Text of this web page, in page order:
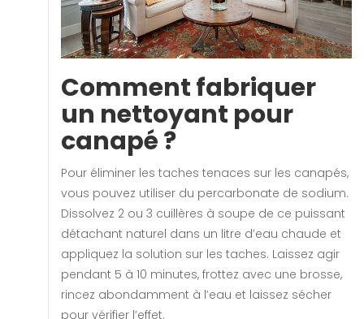
Comment fabriquer
un nettoyant pour
canapé ?
Pour éliminer les taches tenaces sur les canapés,
vous pouvez utiliser du percarbonate de sodium.
Dissolvez 2 ou 3 cuillères à soupe de ce puissant
détachant naturel dans un litre d’eau chaude et
appliquez la solution sur les taches. Laissez agir
pendant 5 à 10 minutes, frottez avec une brosse,
rincez abondamment à l’eau et laissez sécher
pour vérifier l’effet.